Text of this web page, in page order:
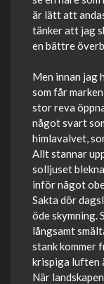
är lätt att
tänker att jag
en bättre
Men innan jag
som får
stor reva
något svart
himlavalvet,
Allt stannar
solljuset
inför något
Sakta dör
öde skymning.
långsamt
stank kommer
krispiga luften
När